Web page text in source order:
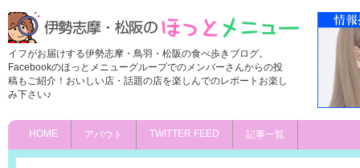
イフがお届けする伊勢志摩・鳥羽・松阪の食べ歩きブログ。
Facebookのほっとメニューグループでのメンバーさんからの投
稿もご紹介！おいしい店・話題の店を楽しんでのレポートお楽し
み下さい♪
HOME アバウト TWITTER FEED 記事一覧